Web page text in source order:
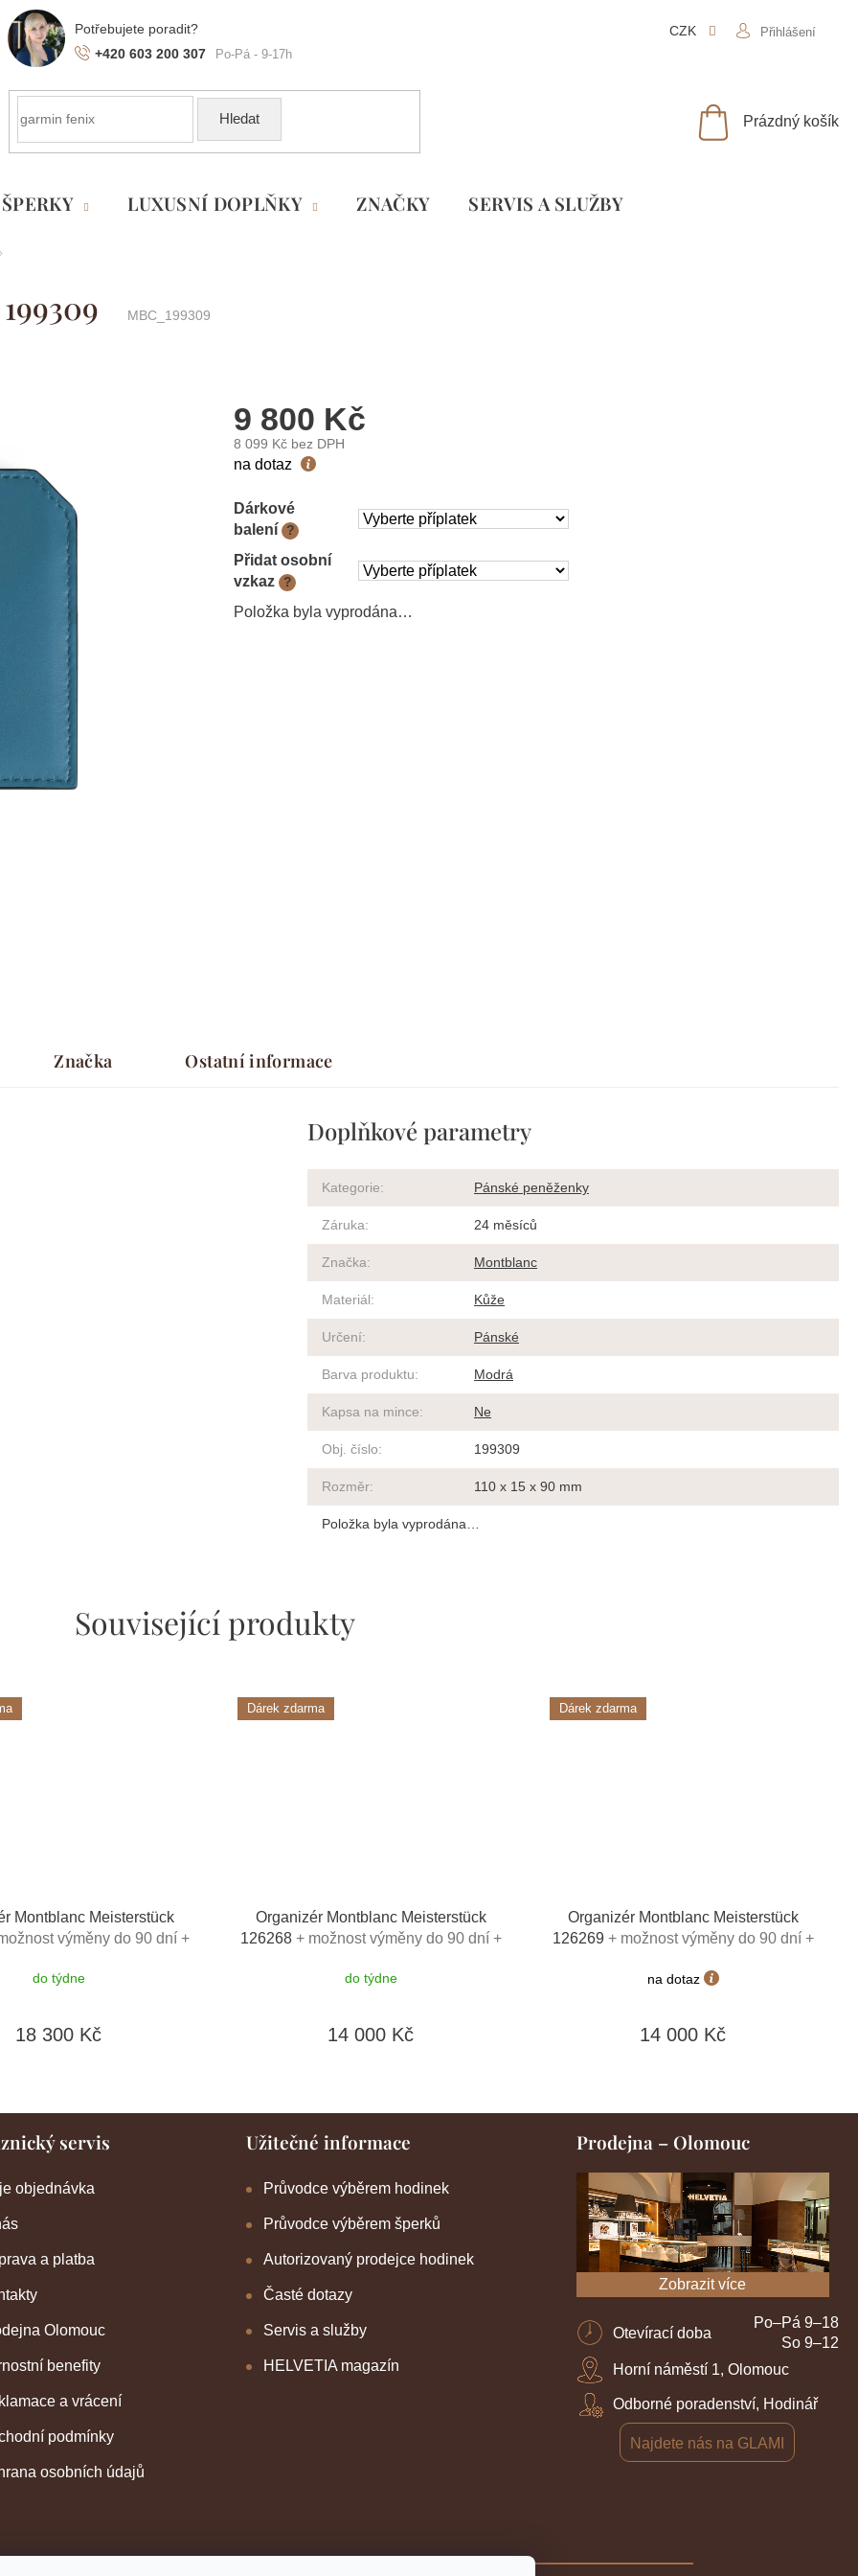
+420 603 200 307
CZK Přihlášení
Hledat
NÁKUPNÍ
Prázdný košík
ŠPERKY LUXUSNÍ DOPLŇKY ZNAČKY SLUŽBY
MBC_199309
9 800 Kč
8 099 Kč bez DPH
Měrná
na dotaz
Dárkové
balení
?
Přidat osobní
vzkaz
?
Položka byla vyprodána…
Související produkty
Montblanc Meisterstück
výměny do 90 dní +
520Kč
do týdne
18 300 Kč
Dárek zdarma
Organizér Montblanc Meisterstück
126268 + možnost výměny do 90 dní +
520Kč
do týdne
14 000 Kč
Dárek zdarma
Organizér Montblanc Meisterstück
126269 + možnost výměny do 90 dní +
520Kč
na dotaz
14 000 Kč
Značka Ostatní informace
Doplňkové parametry
Kategorie: Pánské peněženky
Záruka: 24 měsíců
Značka: Montblanc
Materiál: Kůže
Určení: Pánské
Barva produktu: Modrá
Kapsa na mince: Ne
Obj. číslo: 199309
Rozměr: 110 x 15 x 90 mm
Položka byla vyprodána…
servis
objednávka
a platba
Olomouc
benefity
a vrácení
podmínky
osobních údajů
Užitečné informace
Průvodce výběrem hodinek
Průvodce výběrem šperků
Autorizovaný prodejce hodinek
Časté dotazy
Servis a služby
HELVETIA magazín
Prodejna – Olomouc
Zobrazit více
Otevírací doba
Po–Pá 9–18
So 9–12
Horní náměstí 1, Olomouc
Odborné poradenství, Hodinář
Najdete nás na GLAMI